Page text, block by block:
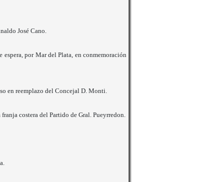
José Cano.
por Mar del Plata, en conmemoración
en reemplazo del Concejal D. Monti.
costera del Partido de Gral. Pueyrredon.